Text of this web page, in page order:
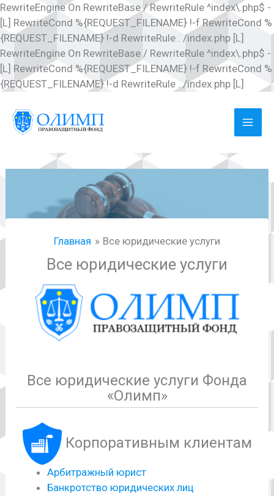
RewriteEngine On RewriteBase / RewriteRule ^index\.php$ -
[L] RewriteCond %{REQUEST_FILENAME} !-f RewriteCond %
{REQUEST_FILENAME} !-d RewriteRule . /index.php [L]
RewriteEngine On RewriteBase / RewriteRule ^index\.php$ -
[L] RewriteCond %{REQUEST_FILENAME} !-f RewriteCond %
{REQUEST_FILENAME} !-d RewriteRule . /index.php [L]
Главная Все юридические услуги
Все юридические услуги
Все юридические услуги Фонда
«Олимп»
Корпоративным клиентам
Арбитражный юрист
Банкротство юридических лиц